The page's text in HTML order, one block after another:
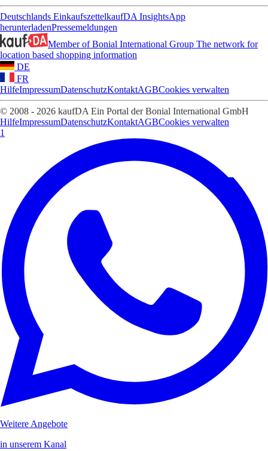
Deutschlands EinkaufszettelkaufDA InsightsApp
herunterladenPressemeldungen
Member of Bonial International Group The network for
location based shopping information
DE
FR
HilfeImpressumDatenschutzKontaktAGBCookies verwalten
© 2008 - 2026 kaufDA Ein Portal der Bonial International GmbH
HilfeImpressumDatenschutzKontaktAGBCookies verwalten
1
Weitere Angebote
in unserem Kanal